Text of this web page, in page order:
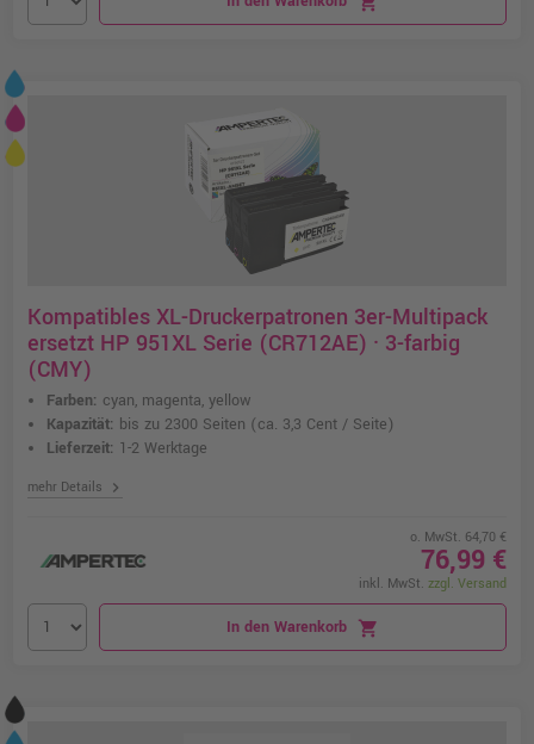
Kompatibles XL-Druckerpatronen 3er-Multipack
ersetzt HP 951XL Serie (CR712AE) · 3-farbig
(CMY)
Farben: cyan, magenta, yellow
Kapazität: bis zu 2300 Seiten (ca. 3,3 Cent / Seite)
Lieferzeit: 1-2 Werktage
mehr Details chevron_right
o. MwSt. 64,70 €
76,99 €
inkl. MwSt. zzgl. Versand
In den Warenkorb shopping_cart